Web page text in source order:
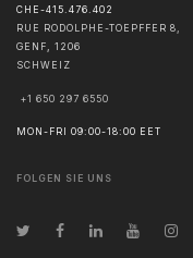
CHE-415.476.402
RUE RODOLPHE-TOEPFFER 8,
GENF, 1206
SCHWEIZ
+1 650 297 6550
MON-FRI 09:00-18:00 EET
FOLGEN SIE UNS